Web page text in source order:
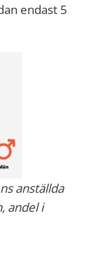
endast 5
anställda
andel i